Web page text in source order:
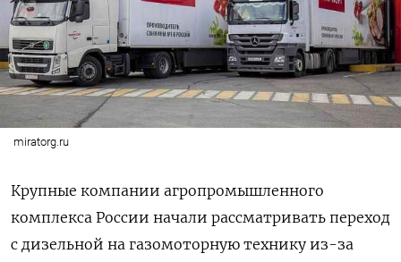
miratorg.ru
Крупные компании агропромышленного
комплекса России начали рассматривать переход
с дизельной на газомоторную технику из-за